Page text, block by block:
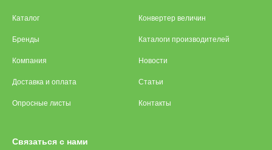
Каталог
Бренды
Компания
Доставка и оплата
Опросные листы
Конвертер величин
Каталоги производителей
Новости
Статьи
Контакты
Связаться с нами